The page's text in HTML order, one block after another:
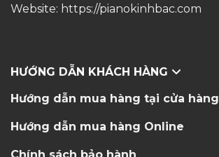
Website: https://pianokinhbac.com
HƯỚNG DẪN KHÁCH HÀNG
Hướng dẫn mua hàng tại cửa hàng
Hướng dẫn mua hàng Online